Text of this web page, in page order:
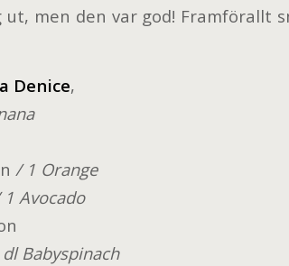
ut, men den var god! Framförallt
Denice,
/ 1 Orange
Avocado
Babyspinach